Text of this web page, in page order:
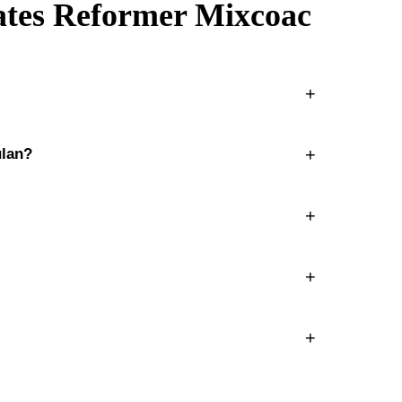
Reformer Mixcoac
+
+
+
+
+